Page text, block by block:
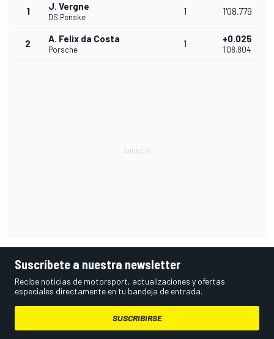
1 J. Vergne
DS Penske
1 1'08.779
2 A. Felix da Costa
Porsche
1 +0.025
1'08.804
Suscríbete a nuestra newsletter
Recibe noticias de motorsport, actualizaciones y ofertas
especiales directamente en tu bandeja de entrada.
SUSCRIBIRSE